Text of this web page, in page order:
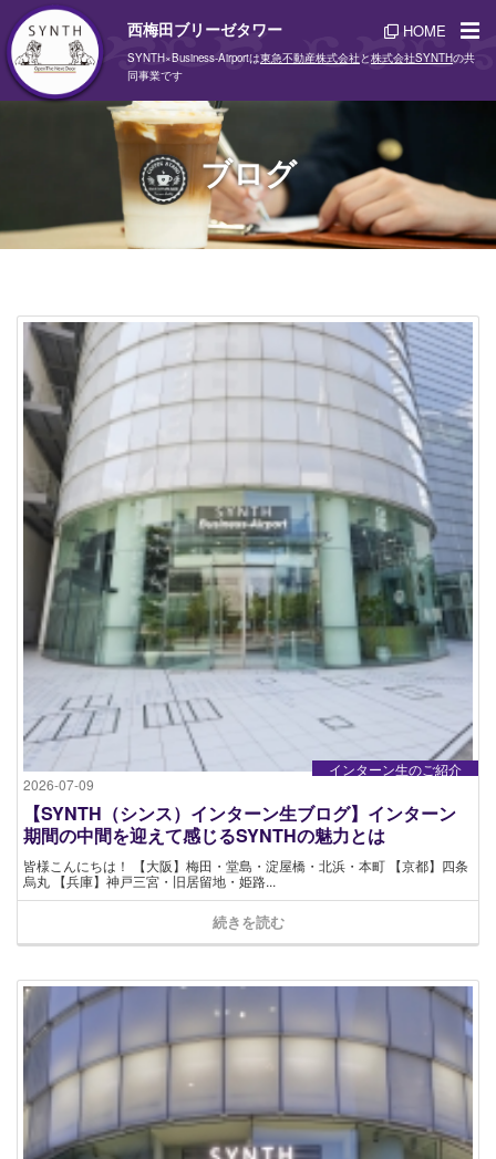
西梅田ブリーゼタワー HOME
SYNTH×Business-Airportは東急不動産株式会社と株式会社SYNTHの共
同事業です
ブログ
2026-07-09
インターン生のご紹介
【SYNTH（シンス）インターン生ブログ】インターン
期間の中間を迎えて感じるSYNTHの魅力とは
皆様こんにちは！ 【大阪】梅田・堂島・淀屋橋・北浜・本町 【京都】四条
烏丸 【兵庫】神戸三宮・旧居留地・姫路...
続きを読む